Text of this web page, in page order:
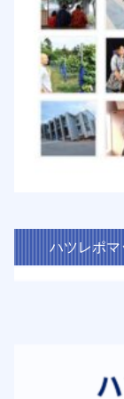
ハツレポマ